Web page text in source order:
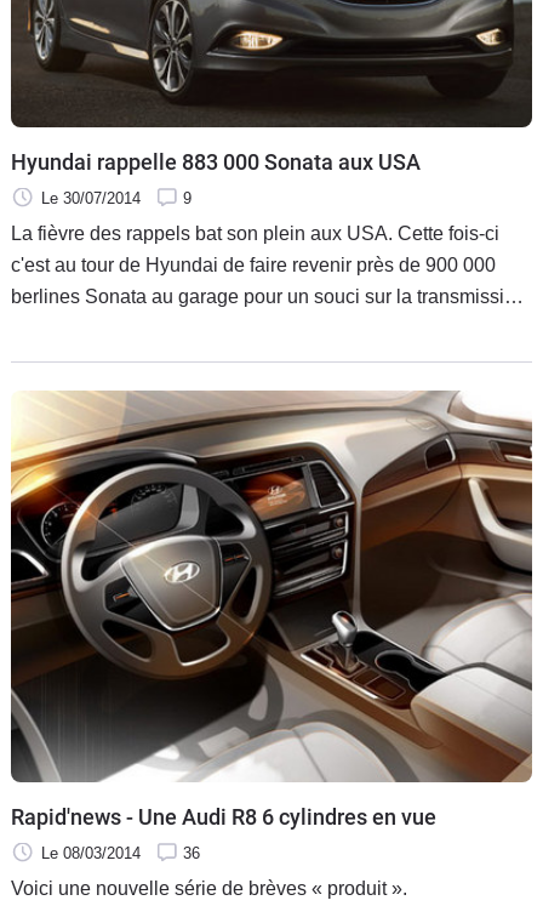
Hyundai rappelle 883 000 Sonata aux USA
Le 30/07/2014 9
La fièvre des rappels bat son plein aux USA. Cette fois-ci
c'est au tour de Hyundai de faire revenir près de 900 000
berlines Sonata au garage pour un souci sur la transmission
Rapid'news - Une Audi R8 6 cylindres en vue
Le 08/03/2014 36
Voici une nouvelle série de brèves « produit ».